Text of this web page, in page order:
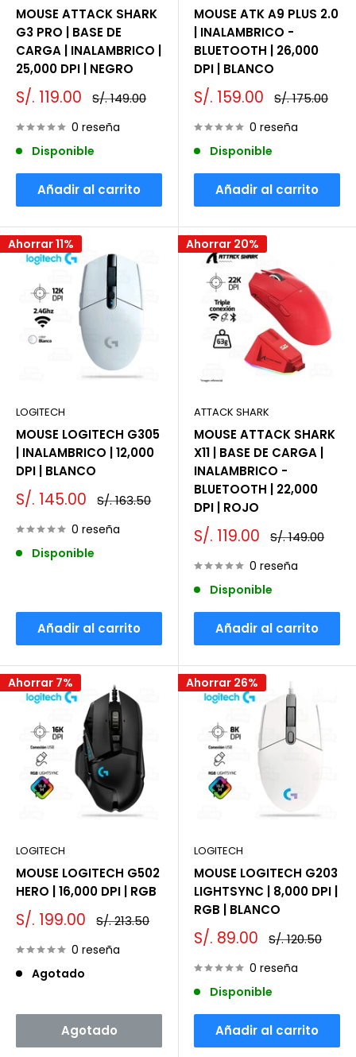
MOUSE ATTACK SHARK
G3 PRO | BASE DE
CARGA | INALAMBRICO |
25,000 DPI | NEGRO
Precio
de
venta
S/. 119.00 Precio
habitual
S/. 149.00
0 reseña
Disponible
Añadir al carrito
MOUSE ATK A9 PLUS 2.0
| INALAMBRICO -
BLUETOOTH | 26,000
DPI | BLANCO
Precio
de
venta
S/. 159.00 Precio
habitual
S/. 175.00
0 reseña
Disponible
Añadir al carrito
Ahorrar 11%
LOGITECH
MOUSE LOGITECH G305
| INALAMBRICO | 12,000
DPI | BLANCO
Precio
de
venta
S/. 145.00 Precio
habitual
S/. 163.50
0 reseña
Disponible
Añadir al carrito
Ahorrar 20%
ATTACK SHARK
MOUSE ATTACK SHARK
X11 | BASE DE CARGA |
INALAMBRICO -
BLUETOOTH | 22,000
DPI | ROJO
Precio
de
venta
S/. 119.00 Precio
habitual
S/. 149.00
0 reseña
Disponible
Añadir al carrito
Ahorrar 7%
LOGITECH
MOUSE LOGITECH G502
HERO | 16,000 DPI | RGB
Precio
de
venta
S/. 199.00 Precio
habitual
S/. 213.50
0 reseña
Agotado
Agotado
Ahorrar 26%
LOGITECH
MOUSE LOGITECH G203
LIGHTSYNC | 8,000 DPI |
RGB | BLANCO
Precio
de
venta
S/. 89.00 Precio
habitual
S/. 120.50
0 reseña
Disponible
Añadir al carrito